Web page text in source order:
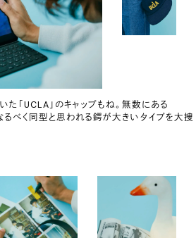
「UCLA」のキャップもね。無数にある
るべく同型と思われる鍔が大きいタイプを大捜